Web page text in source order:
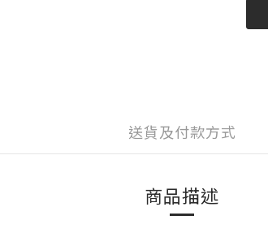
送貨及付款方式
商品描述